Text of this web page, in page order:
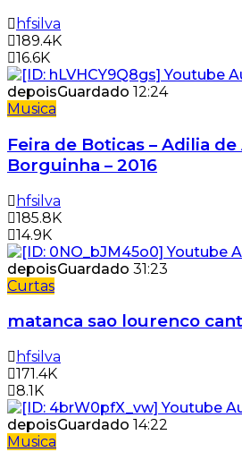
hfsilva
189.4K
16.6K
depoisGuardado 12:24
Musica
Feira de Boticas – Adilia
Borguinha – 2016
hfsilva
185.8K
14.9K
depoisGuardado 31:23
Curtas
matanca sao lourenco
hfsilva
171.4K
8.1K
depoisGuardado 14:22
Musica